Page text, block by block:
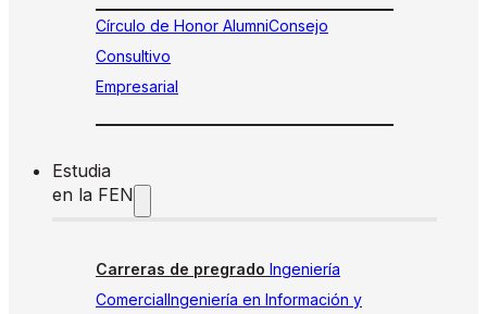
Círculo de Honor AlumniConsejo
Consultivo
Empresarial
Estudia
en la FEN
Carreras de pregrado Ingeniería
ComercialIngeniería en Información y